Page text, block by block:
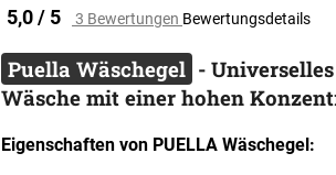
Die
Produktbewertung
ist
5,0
5
Sternen.
5,0 / 5 3 Bewertungen Bewertungsdetails
Puella Wäschegel -
Wäsche mit einer hohen
Eigenschaften von PUELLA Wäschegel: